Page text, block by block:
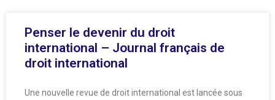
Penser le devenir du droit
international – Journal français de
droit international
Une nouvelle revue de droit international est lancée sous